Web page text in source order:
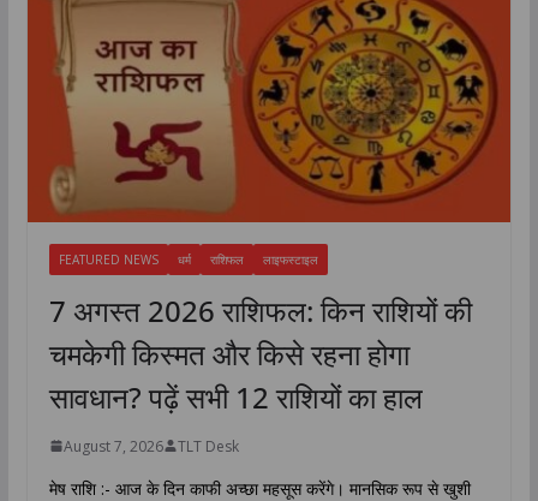
FEATURED NEWS धर्म राशिफल लाइफस्टाइल
7 अगस्त 2026 राशिफल: किन राशियों की
चमकेगी किस्मत और किसे रहना होगा
सावधान? पढ़ें सभी 12 राशियों का हाल
August 7, 2026 TLT Desk
मेष राशि :- आज के दिन काफी अच्छा महसूस करेंगे। मानसिक रूप से खुशी